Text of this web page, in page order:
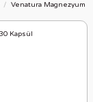
Venatura Magnezyum